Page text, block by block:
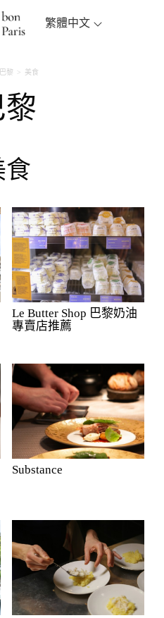
繁體中文
巴黎 美食
巴黎
美食
Le Butter Shop 巴黎奶油
專賣店推薦
Substance